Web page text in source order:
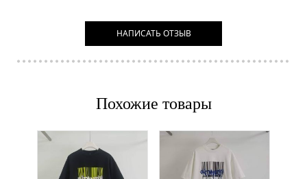
НАПИСАТЬ ОТЗЫВ
Похожие товары